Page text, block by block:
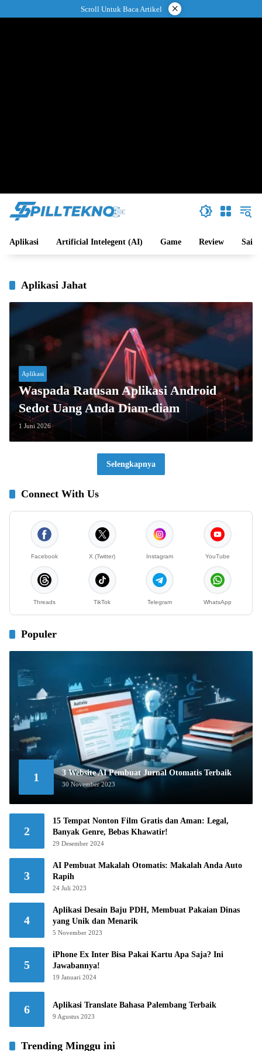
ke
Scroll Untuk Baca Artikel ×
Aplikasi Artificial Intelegent (AI) Game Review Sains
Aplikasi Jahat
Aplikasi
Waspada Ratusan Aplikasi Android
Sedot Uang Anda Diam-diam
1 Juni 2026
Selengkapnya
Connect With Us
Facebook X (Twitter) Instagram YouTube
Threads TikTok Telegram WhatsApp
Populer
1 3 Website AI Pembuat Jurnal Otomatis Terbaik
30 November 2023
2
15 Tempat Nonton Film Gratis dan Aman: Legal,
Banyak Genre, Bebas Khawatir!
29 Desember 2024
3
AI Pembuat Makalah Otomatis: Makalah Anda Auto
Rapih
24 Juli 2023
4
Aplikasi Desain Baju PDH, Membuat Pakaian Dinas
yang Unik dan Menarik
5 November 2023
5
iPhone Ex Inter Bisa Pakai Kartu Apa Saja? Ini
Jawabannya!
19 Januari 2024
6 Aplikasi Translate Bahasa Palembang Terbaik
9 Agustus 2023
Trending Minggu ini